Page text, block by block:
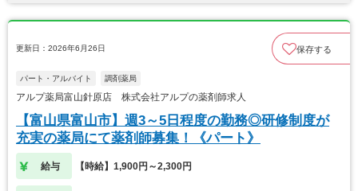
更新日：2026年6月26日 保存する
パート・アルバイト 調剤薬局
アルプ薬局富山針原店 株式会社アルプの薬剤師求人
【富山県富山市】週3～5日程度の勤務◎研修制度が
充実の薬局にて薬剤師募集！《パート》
給与 【時給】1,900円～2,300円